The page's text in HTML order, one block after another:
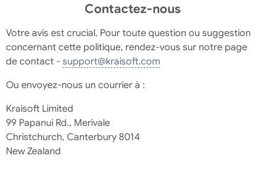
Contactez-nous
Votre avis est crucial. Pour toute question ou suggestion
concernant cette politique, rendez-vous sur notre page
de contact - support@kraisoft.com
Ou envoyez-nous un courrier à :
Kraisoft Limited
99 Papanui Rd., Merivale
Christchurch, Canterbury 8014
New Zealand